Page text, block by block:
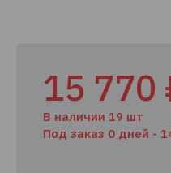
15 770
В наличии 19 шт
Под заказ 0 дней -